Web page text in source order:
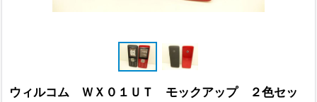
ウィルコム ＷＸ０１ＵＴ モックアップ ２色セッ